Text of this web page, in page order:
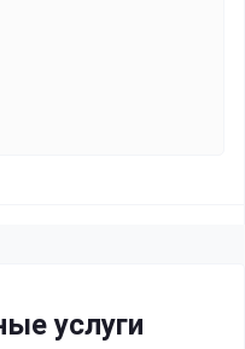
услуги